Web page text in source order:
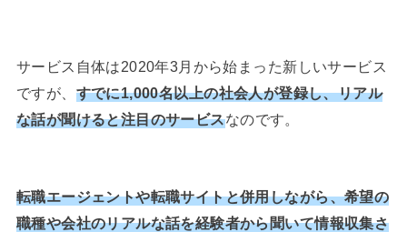
サービス自体は2020年3月から始まった新しいサービス
ですが、 すでに1,000名以上の社会人が登録し、リアル
な話が聞けると注目のサービスなのです。
転職エージェントや転職サイトと併用しながら、希望の
職種や会社のリアルな話を経験者から聞いて情報収集さ